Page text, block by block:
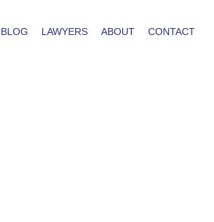
BLOG LAWYERS ABOUT CONTACT